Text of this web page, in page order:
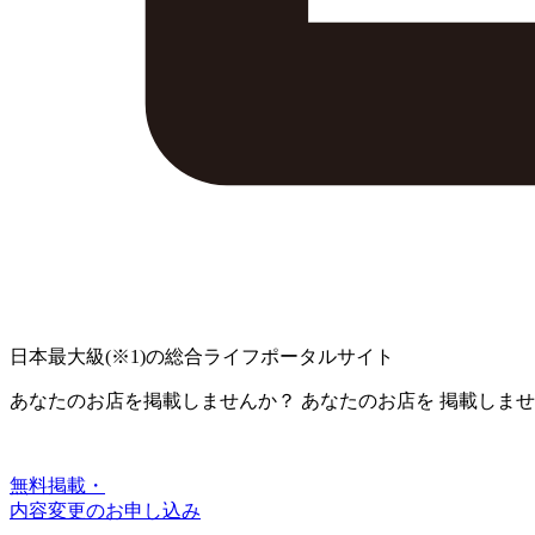
日本最大級(※1)の総合ライフポータルサイト
あなたのお店を掲載しませんか？ あなたのお店を 掲載しま
無料掲載・
内容変更のお申し込み